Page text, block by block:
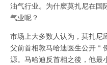
油气行业。为什麽莫扎尼在国
气业呢？
市场上大多数人认为，莫扎尼
父前首相敦马哈迪医生公开＂
源。马哈迪反首相之後，他最